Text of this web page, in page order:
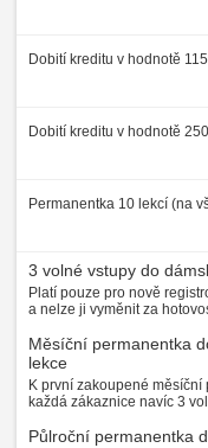
Dobití kreditu v hodnotě
Dobití kreditu v hodnotě
Permanentka 10 lekcí (na
3 volné vstupy do
Platí pouze pro nově
a nelze ji vyměnit za
Měsíční permanentka
lekce
K první zakoupené měsíční
každá zákaznice navíc 3
Půlroční permanentka